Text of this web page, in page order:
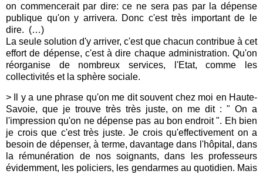
on commencerait par dire: ce ne sera pas par la dépense
publique qu'on y arrivera. Donc c'est très important de le
dire. (…)
La seule solution d'y arriver, c'est que chacun contribue à cet
effort de dépense, c'est à dire chaque administration. Qu'on
réorganise de nombreux services, l'Etat, comme les
collectivités et la sphère sociale.
> Il y a une phrase qu'on me dit souvent chez moi en Haute-
Savoie, que je trouve très très juste, on me dit : " On a
l'impression qu'on ne dépense pas au bon endroit ". Eh bien
je crois que c'est très juste. Je crois qu'effectivement on a
besoin de dépenser, à terme, davantage dans l'hôpital, dans
la rémunération de nos soignants, dans les professeurs
évidemment, les policiers, les gendarmes au quotidien. Mais